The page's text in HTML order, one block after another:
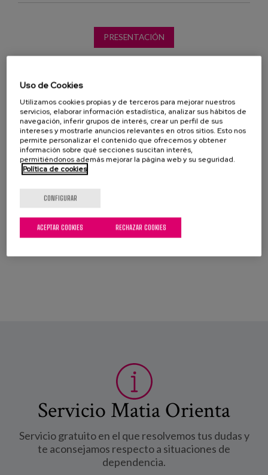
es
PRESENTACIÓN
OTROS PROFESIONALES
Izal
M.
Montorio
I.
Jiménez
G.
Díaz-Veiga
P.
Servicio Matia Orienta
Servicio gratuito en el que resolvemos tus dudas y
te aconsejamos respecto a situaciones de
dependencia.
Uso de Cookies
Utilizamos cookies propias y de terceros para mejorar nuestros
servicios, elaborar información estadística, analizar sus hábitos de
navegación, inferir grupos de interés, crear un perfil de sus
intereses y mostrarle anuncios relevantes en otros sitios. Esto nos
permite personalizar el contenido que ofrecemos y obtener
información sobre qué secciones suscitan interés,
permitiéndonos además mejorar la página web y su seguridad.
Política de cookies
CONFIGURAR
RECHAZAR COOKIES
ACEPTAR COOKIES